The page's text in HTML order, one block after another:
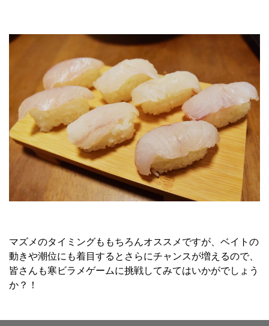
マズメのタイミングももちろんオススメですが、ベイトの
動きや潮位にも着目するとさらにチャンスが増えるので、
皆さんも寒ビラメゲームに挑戦してみてはいかがでしょう
か？！